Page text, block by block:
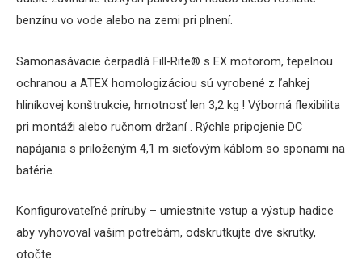
benzínu vo vode alebo na zemi pri plnení.
Samonasávacie čerpadlá Fill-Rite® s EX motorom, tepelnou
ochranou a ATEX homologizáciou sú vyrobené z ľahkej
hliníkovej konštrukcie, hmotnosť len 3,2 kg ! Výborná flexibilita
pri montáži alebo ručnom držaní . Rýchle pripojenie DC
napájania s priloženým 4,1 m sieťovým káblom so sponami na
batérie.
Konfigurovateľné príruby – umiestnite vstup a výstup hadice
aby vyhovoval vašim potrebám, odskrutkujte dve skrutky,
otočte